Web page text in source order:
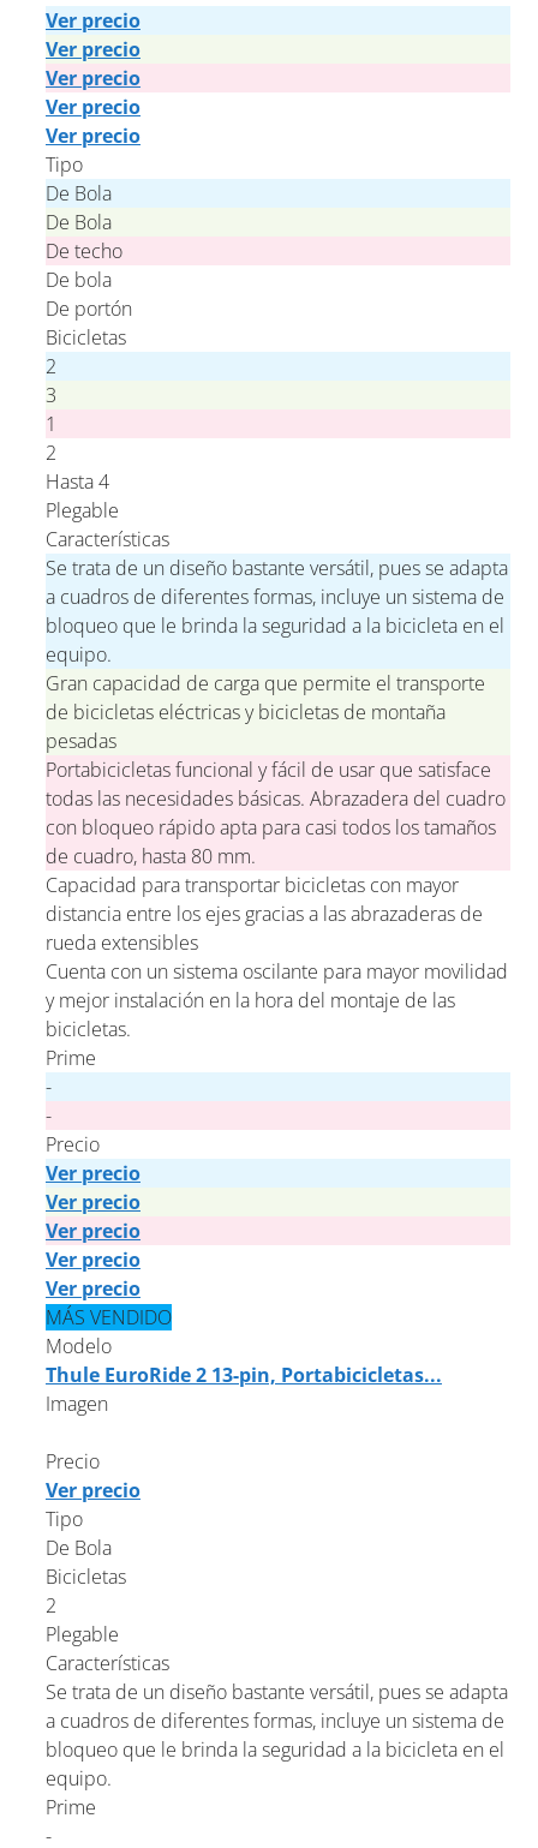
Ver precio
Ver precio
Ver precio
Ver precio
Ver precio
Tipo
De Bola
De Bola
De techo
De bola
De portón
Bicicletas
2
3
1
2
Hasta 4
Plegable
Características
Se trata de un diseño bastante versátil, pues se adapta
a cuadros de diferentes formas, incluye un sistema de
bloqueo que le brinda la seguridad a la bicicleta en el
equipo.
Gran capacidad de carga que permite el transporte
de bicicletas eléctricas y bicicletas de montaña
pesadas
Portabicicletas funcional y fácil de usar que satisface
todas las necesidades básicas. Abrazadera del cuadro
con bloqueo rápido apta para casi todos los tamaños
de cuadro, hasta 80 mm.
Capacidad para transportar bicicletas con mayor
distancia entre los ejes gracias a las abrazaderas de
rueda extensibles
Cuenta con un sistema oscilante para mayor movilidad
y mejor instalación en la hora del montaje de las
bicicletas.
Prime
-
-
Precio
Ver precio
Ver precio
Ver precio
Ver precio
Ver precio
MÁS VENDIDO
Modelo
Thule EuroRide 2 13-pin, Portabicicletas...
Imagen
Precio
Ver precio
Tipo
De Bola
Bicicletas
2
Plegable
Características
Se trata de un diseño bastante versátil, pues se adapta
a cuadros de diferentes formas, incluye un sistema de
bloqueo que le brinda la seguridad a la bicicleta en el
equipo.
Prime
-